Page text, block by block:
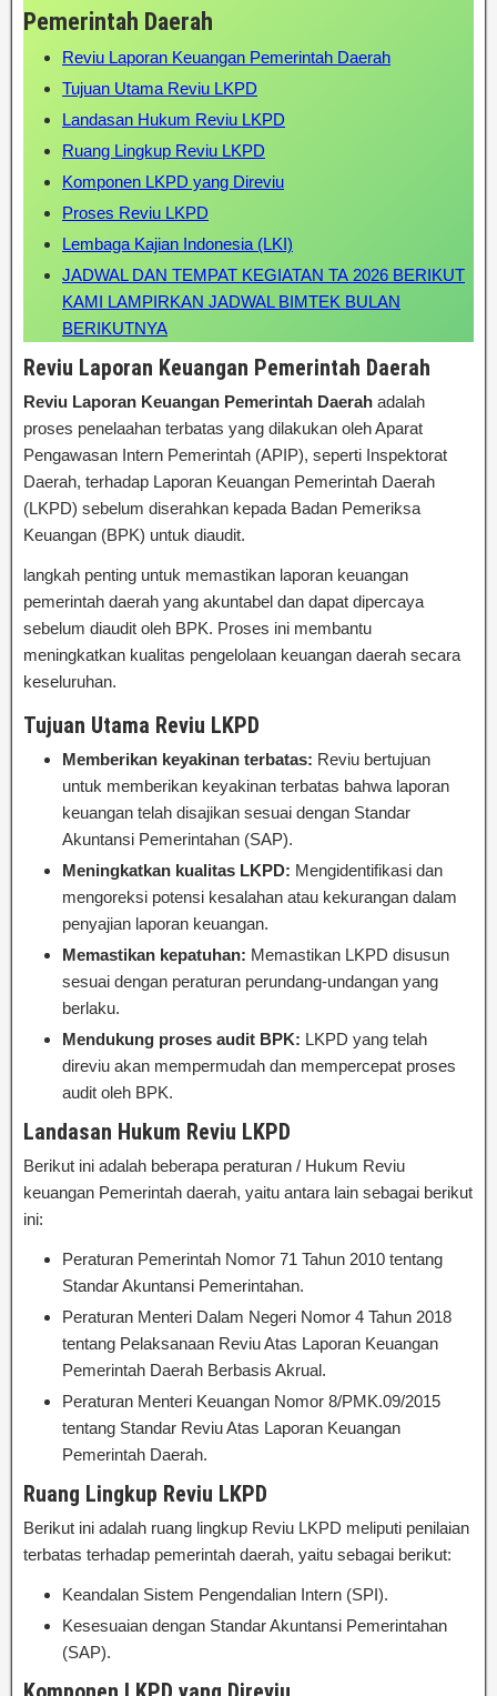
Pemerintah Daerah
Reviu Laporan Keuangan Pemerintah Daerah
Tujuan Utama Reviu LKPD
Landasan Hukum Reviu LKPD
Ruang Lingkup Reviu LKPD
Komponen LKPD yang Direviu
Proses Reviu LKPD
Lembaga Kajian Indonesia (LKI)
JADWAL DAN TEMPAT KEGIATAN TA 2026 BERIKUT
KAMI LAMPIRKAN JADWAL BIMTEK BULAN
BERIKUTNYA
Reviu Laporan Keuangan Pemerintah Daerah
Reviu Laporan Keuangan Pemerintah Daerah adalah
proses penelaahan terbatas yang dilakukan oleh Aparat
Pengawasan Intern Pemerintah (APIP), seperti Inspektorat
Daerah, terhadap Laporan Keuangan Pemerintah Daerah
(LKPD) sebelum diserahkan kepada Badan Pemeriksa
Keuangan (BPK) untuk diaudit.
langkah penting untuk memastikan laporan keuangan
pemerintah daerah yang akuntabel dan dapat dipercaya
sebelum diaudit oleh BPK. Proses ini membantu
meningkatkan kualitas pengelolaan keuangan daerah secara
keseluruhan.
Tujuan Utama Reviu LKPD
Memberikan keyakinan terbatas: Reviu bertujuan
untuk memberikan keyakinan terbatas bahwa laporan
keuangan telah disajikan sesuai dengan Standar
Akuntansi Pemerintahan (SAP).
Meningkatkan kualitas LKPD: Mengidentifikasi dan
mengoreksi potensi kesalahan atau kekurangan dalam
penyajian laporan keuangan.
Memastikan kepatuhan: Memastikan LKPD disusun
sesuai dengan peraturan perundang-undangan yang
berlaku.
Mendukung proses audit BPK: LKPD yang telah
direviu akan mempermudah dan mempercepat proses
audit oleh BPK.
Landasan Hukum Reviu LKPD
Berikut ini adalah beberapa peraturan / Hukum Reviu
keuangan Pemerintah daerah, yaitu antara lain sebagai berikut
ini:
Peraturan Pemerintah Nomor 71 Tahun 2010 tentang
Standar Akuntansi Pemerintahan.
Peraturan Menteri Dalam Negeri Nomor 4 Tahun 2018
tentang Pelaksanaan Reviu Atas Laporan Keuangan
Pemerintah Daerah Berbasis Akrual.
Peraturan Menteri Keuangan Nomor 8/PMK.09/2015
tentang Standar Reviu Atas Laporan Keuangan
Pemerintah Daerah.
Ruang Lingkup Reviu LKPD
Berikut ini adalah ruang lingkup Reviu LKPD meliputi penilaian
terbatas terhadap pemerintah daerah, yaitu sebagai berikut:
Keandalan Sistem Pengendalian Intern (SPI).
Kesesuaian dengan Standar Akuntansi Pemerintahan
(SAP).